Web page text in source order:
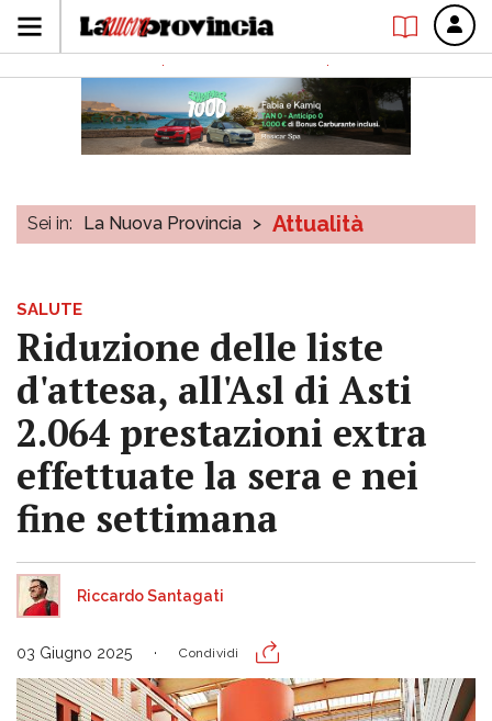
Sei in: La Nuova Provincia > Attualità
SALUTE
Riduzione delle liste
d'attesa, all'Asl di Asti
2.064 prestazioni extra
effettuate la sera e nei
fine settimana
Riccardo Santagati
03 Giugno 2025 Condividi